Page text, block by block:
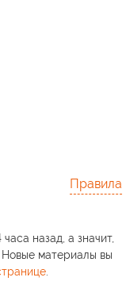
Правила
назад, а значит,
материалы вы
.